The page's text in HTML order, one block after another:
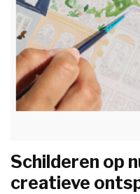
Schilderen op
creatieve